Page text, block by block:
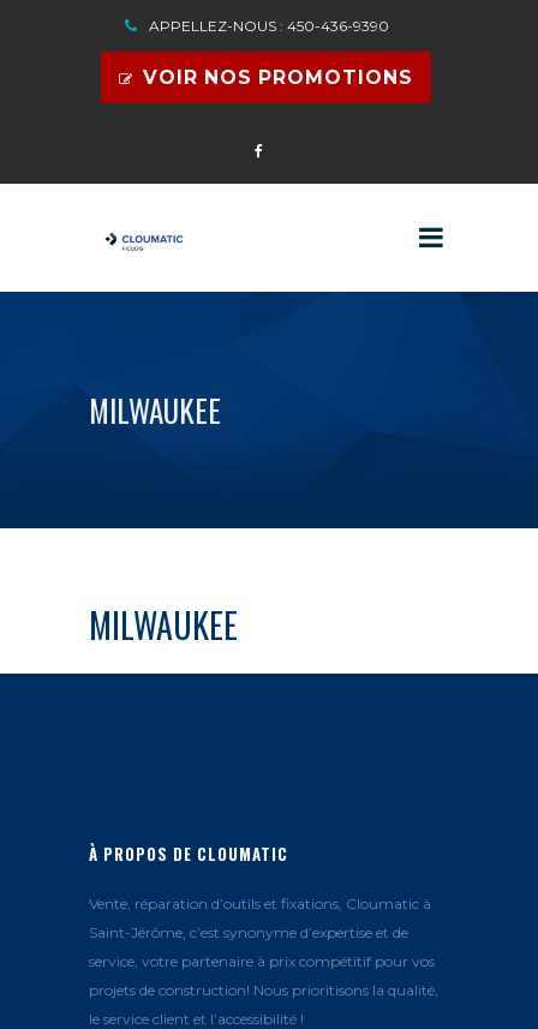
APPELLEZ-NOUS : 450-436-9390
VOIR NOS PROMOTIONS
MILWAUKEE
MILWAUKEE
À PROPOS DE CLOUMATIC
Vente, réparation d’outils et fixations, Cloumatic à
Saint-Jérôme, c’est synonyme d’expertise et de
service, votre partenaire à prix compétitif pour vos
projets de construction! Nous prioritisons la qualité,
le service client et l’accessibilité !